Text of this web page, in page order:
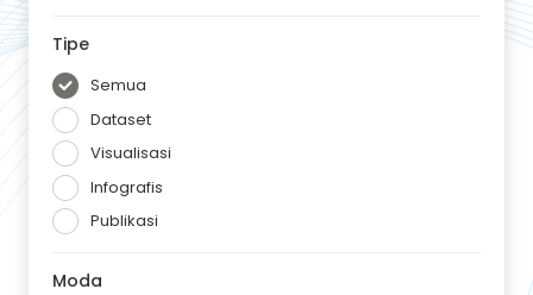
Tipe
Semua
Dataset
Visualisasi
Infografis
Publikasi
Moda